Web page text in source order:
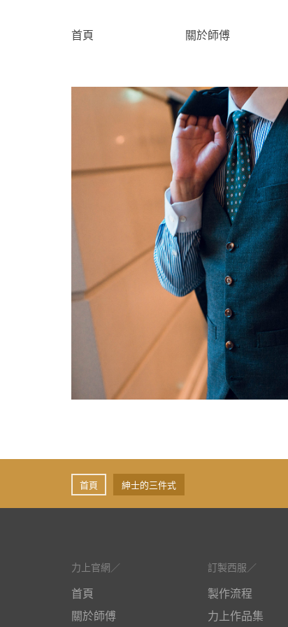
首頁 關於師傅
首頁 紳士的三件式
力上官網
首頁
關於師傅
訂製西服
製作流程
力上作品集